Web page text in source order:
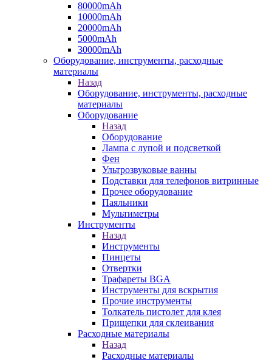
80000mAh
10000mAh
20000mAh
5000mAh
30000mAh
Оборудование, инструменты, расходные
материалы
Назад
Оборудование, инструменты, расходные
материалы
Оборудование
Назад
Оборудование
Лампа с лупой и подсветкой
Фен
Ультрозвуковые ванны
Подставки для телефонов витринные
Прочее оборудование
Паяльники
Мультиметры
Инструменты
Назад
Инструменты
Пинцеты
Отвертки
Трафареты BGA
Инструменты для вскрытия
Прочие инструменты
Толкатель пистолет для клея
Прищепки для склеивания
Расходные материалы
Назад
Расходные материалы